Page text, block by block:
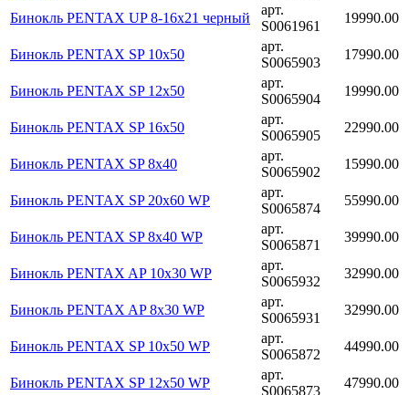
Бинокль PENTAX UP 8-16x21 черный
арт.
S0061961
19990.00
Бинокль PENTAX SP 10x50
арт.
S0065903
17990.00
Бинокль PENTAX SP 12x50
арт.
S0065904
19990.00
Бинокль PENTAX SP 16x50
арт.
S0065905
22990.00
Бинокль PENTAX SP 8x40
арт.
S0065902
15990.00
Бинокль PENTAX SP 20х60 WP
арт.
S0065874
55990.00
Бинокль PENTAX SP 8x40 WP
арт.
S0065871
39990.00
Бинокль PENTAX AP 10x30 WP
арт.
S0065932
32990.00
Бинокль PENTAX AP 8x30 WP
арт.
S0065931
32990.00
Бинокль PENTAX SP 10x50 WP
арт.
S0065872
44990.00
Бинокль PENTAX SP 12x50 WP
арт.
S0065873
47990.00